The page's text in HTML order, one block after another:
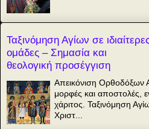
Ταξινόμηση Αγίων σε
ομάδες – Σημασία και
θεολογική προσέγγιση
Απεικόνιση Ορθοδόξων
μορφές και αποστολές,
χάριτος. Ταξινόμηση
Χριστ...